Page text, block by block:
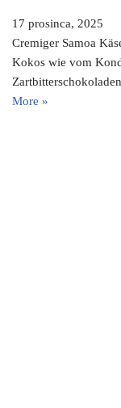
17 prosinca, 2025
Cremiger Samoa
Kokos wie vom
More »